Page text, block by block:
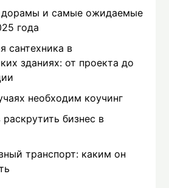
дорамы и самые ожидаемые
года
сантехника в
зданиях: от проекта до
необходим коучинг
бизнес в
транспорт: каким он